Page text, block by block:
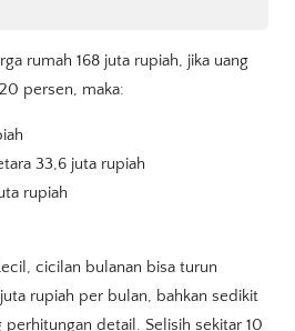
rumah 168 juta rupiah, jika uang
persen, maka:
33,6 juta rupiah
rupiah
cicilan bulanan bisa turun
rupiah per bulan, bahkan sedikit
detail. Selisih sekitar 10